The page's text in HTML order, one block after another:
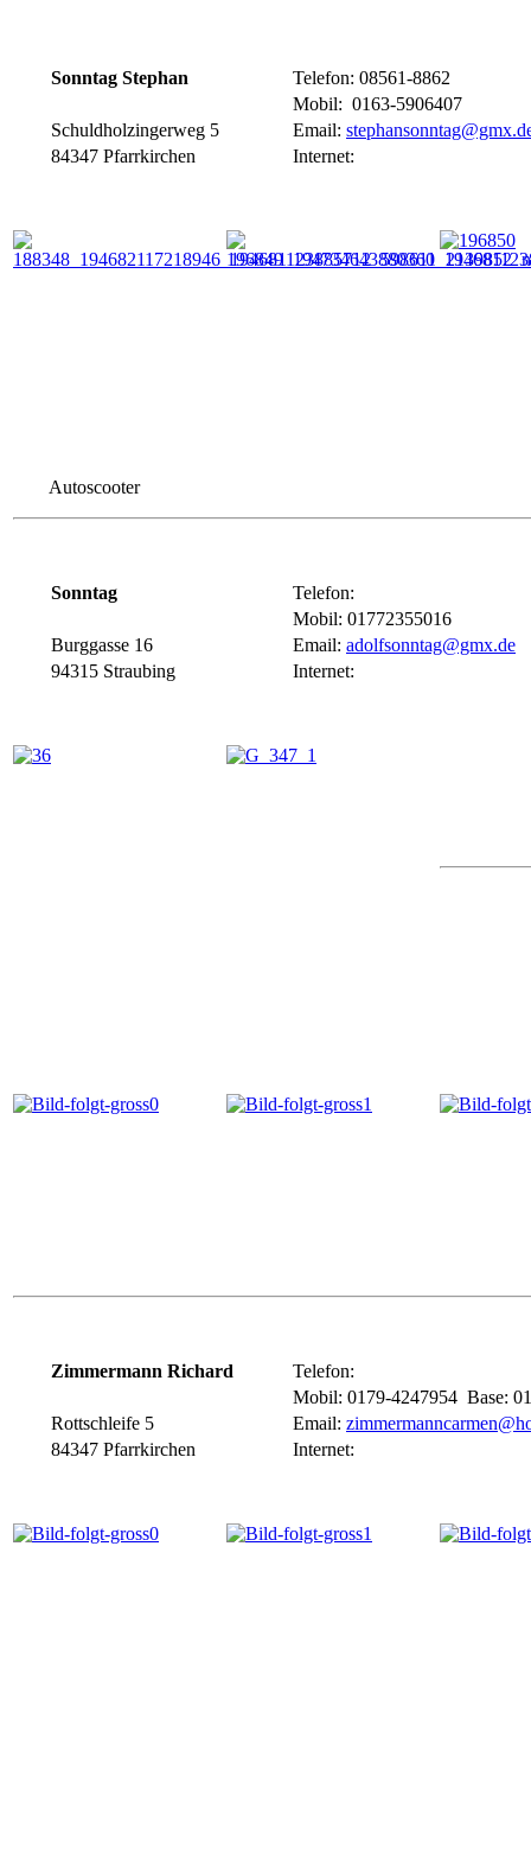
Sonntag Stephan
Telefon: 08561-8862
Mobil: 0163-5906407
Schuldholzingerweg 5
Email:
84347 Pfarrkirchen
Internet:
Autoscooter
Sonntag
Telefon:
Mobil: 01772355016
Burggasse 16
Email: adolfsonntag@gmx.de
94315 Straubing
Internet:
Zimmermann Richard
Telefon:
Mobil: 0179-4247954 Base:
Rottschleife 5
Email:
84347 Pfarrkirchen
Internet: